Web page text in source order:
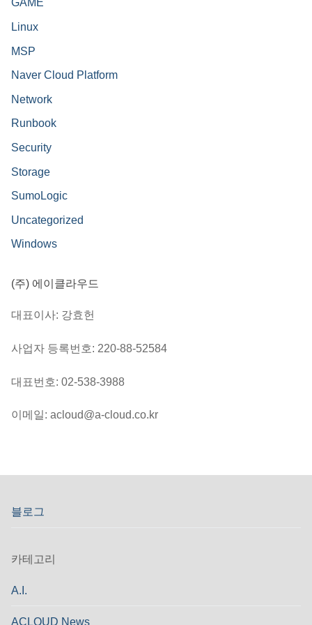
GAME
Linux
MSP
Naver Cloud Platform
Network
Runbook
Security
Storage
SumoLogic
Uncategorized
Windows
(주) 에이클라우드
대표이사: 강효헌
사업자 등록번호: 220-88-52584
대표번호: 02-538-3988
이메일: acloud@a-cloud.co.kr
블로그
카테고리
A.I.
ACLOUD News